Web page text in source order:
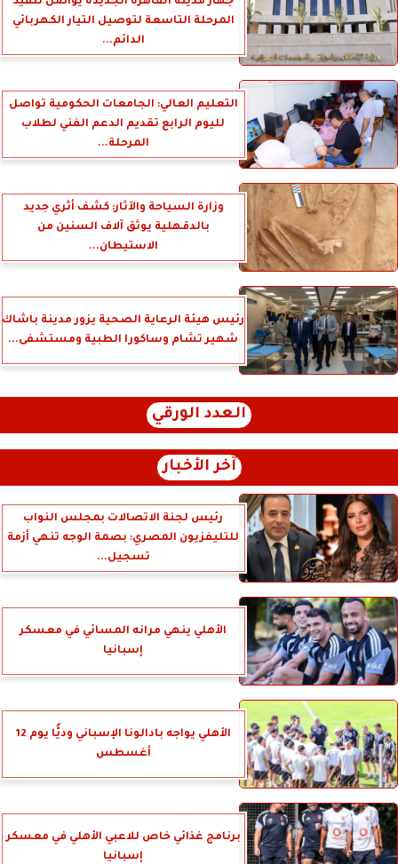
المرحلة التاسعة لتوصيل التيار الكهربائي
الدائم...
التعليم العالي: الجامعات الحكومية تواصل
لليوم الرابع تقديم الدعم الفني لطلاب
المرحلة...
وزارة السياحة والآثار: كشف أثري جديد
بالدقهلية يوثق آلاف السنين من
الاستيطان...
رئيس هيئة الرعاية الصحية يزور مدينة باشاك
شهير تشام وساكورا الطبية ومستشفى...
العدد الورقي
آخر الأخبار
رئيس لجنة الاتصالات بمجلس النواب
للتليفزيون المصري: بصمة الوجه تنهي أزمة
تسجيل...
الأهلي ينهي مرانه المسائي في معسكر
إسبانيا
الأهلي يواجه بادالونا الإسباني وديًّا يوم 12
أغسطس
برنامج غذائي خاص للاعبي الأهلي في معسكر
إسبانيا